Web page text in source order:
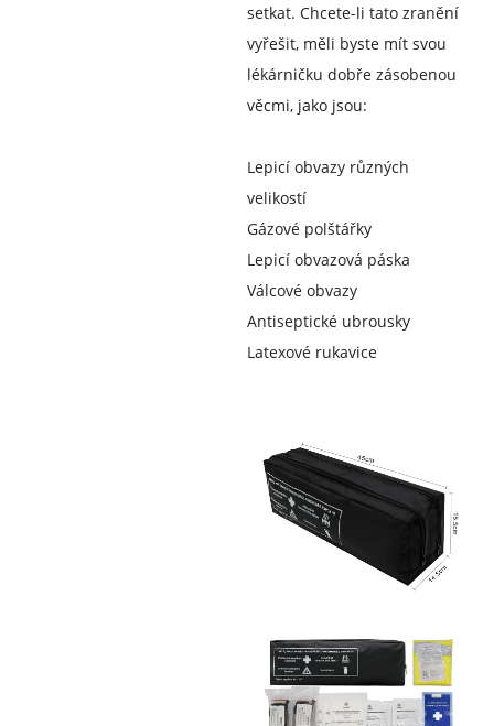
setkat. Chcete-li tato zranění
vyřešit, měli byste mít svou
lékárničku dobře zásobenou
věcmi, jako jsou:
Lepicí obvazy různých
velikostí
Gázové polštářky
Lepicí obvazová páska
Válcové obvazy
Antiseptické ubrousky
Latexové rukavice